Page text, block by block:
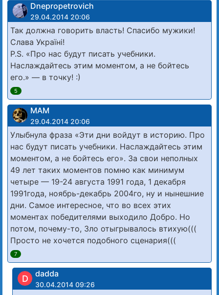
Dnepropetrovich
29.04.2014 20:06
Так должна говорить власть! Спасибо мужики!
Слава Україні!
P.S. «Про нас будут писать учебники.
Наслаждайтесь этим моментом, а не бойтесь
его.» — в точку! :)
5
МАМ
29.04.2014 20:06
Улыбнула фраза «Эти дни войдут в историю. Про
нас будут писать учебники. Наслаждайтесь этим
моментом, а не бойтесь его». За свои неполных
49 лет таких моментов помню как минимум
четыре — 19-24 августа 1991 года, 1 декабря
1991года, ноябрь-декабрь 2004го, ну и нынешние
дни. Самое интересное, что во всех этих
моментах победителями выходило Добро. Но
потом, почему-то, Зло отыгрывалось втихую(((
Просто не хочется подобного сценария(((
7
D dadda
30.04.2014 09:26